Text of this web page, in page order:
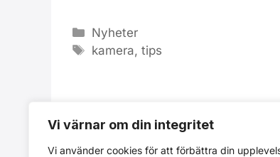
Vi värnar om din integritet
Vi använder cookies för att förbättra din
Kategorier
Nyheter
Etiketter
kamera,tips